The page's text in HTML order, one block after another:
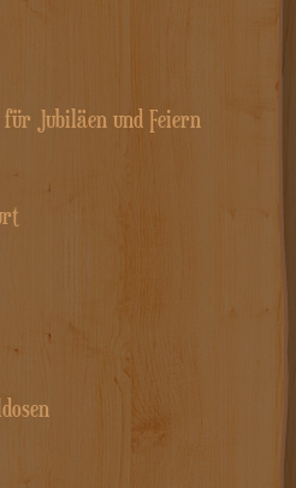
für Jubiläen und Feiern